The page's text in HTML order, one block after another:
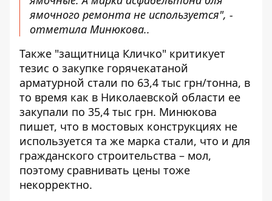
ямочного ремонта не используется", -
отметила Минюкова..
Также "защитница Кличко" критикует
тезис о закупке горячекатаной
арматурной стали по 63,4 тыс грн/тонна, в
то время как в Николаевской области ее
закупали по 35,4 тыс грн. Минюкова
пишет, что в мостовых конструкциях не
используется та же марка стали, что и для
гражданского строительства – мол,
поэтому сравнивать цены тоже
некорректно.